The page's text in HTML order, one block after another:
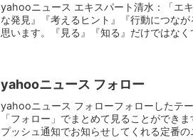
yahooニュース エキスパート清水：「エ
な発見』『考えるヒント』『行動につな
思います。『見る』『知る』だけではな
yahooニュース フォロー
yahooニュース フォローフォローしたテ
「フォロー」でまとめて見ることができ
プッシュ通知でお知らせしてくれる定番